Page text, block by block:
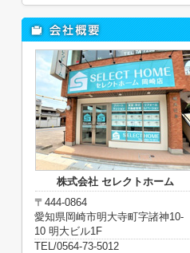
株式会社 セレクトホーム
〒444-0864
愛知県岡崎市明大寺町字諸神10-
10 明大ビル1F
TEL/0564-73-5012